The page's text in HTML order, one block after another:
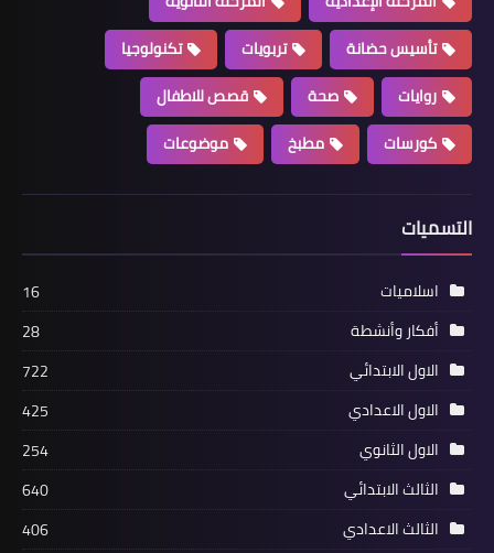
تأسيس حضانة
تربويات
تكنولوجيا
روايات
صحة
قصص للاطفال
كورسات
مطبخ موضوعات
التسميات
اسلاميات
16
أفكار وأنشطة
28
الاول الابتدائي
722
الاول الاعدادي
425
الاول الثانوي
254
الثالث الابتدائي
640
الثالث الاعدادي
406